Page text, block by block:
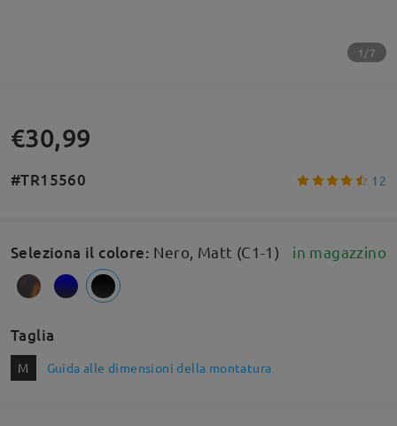
1/7
€30,99
#TR15560 12
Seleziona il colore: Nero, Matt (C1-1) in magazzino
Taglia
M Guida alle dimensioni della montatura